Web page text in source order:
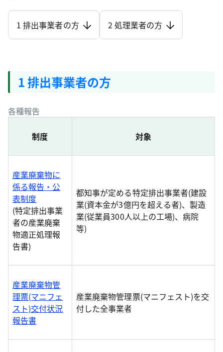
1 排出事業者の方 2 処理業者の方
1 排出事業者の方
各種報告
制度 対象
産業廃棄物に
係る報告・公
表制度
(特定排出事業
者の産業廃棄
物適正処理報
告書)
都知事が定める特定排出事業者(建設
業(資本金が3億円を超える者)、製造
業(従業員300人以上の工場)、病院
等)
産業廃棄物管
理票(マニフェ
スト)交付状況
報告書
産業廃棄物管理票(マニフェスト)を交
付した全事業者